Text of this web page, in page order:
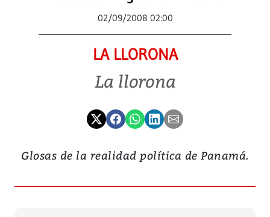
02/09/2008 02:00
LA LLORONA
La llorona
Glosas de la realidad política de Panamá.